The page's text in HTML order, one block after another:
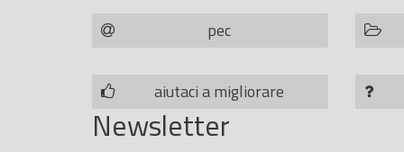
pec
aiutaci a migliorare
Newsletter